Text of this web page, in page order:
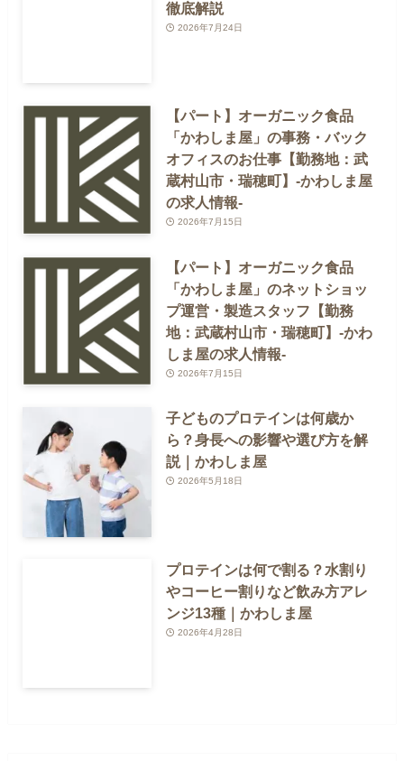
徹底解説
2026年7月24日
【パート】オーガニック食品
「かわしま屋」の事務・バック
オフィスのお仕事【勤務地：武
蔵村山市・瑞穂町】-かわしま屋
の求人情報-
2026年7月15日
【パート】オーガニック食品
「かわしま屋」のネットショッ
プ運営・製造スタッフ【勤務
地：武蔵村山市・瑞穂町】-かわ
しま屋の求人情報-
2026年7月15日
子どものプロテインは何歳か
ら？身長への影響や選び方を解
説｜かわしま屋
2026年5月18日
プロテインは何で割る？水割り
やコーヒー割りなど飲み方アレ
ンジ13種｜かわしま屋
2026年4月28日